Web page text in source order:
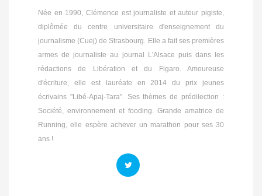
Née en 1990, Clémence est journaliste et auteur pigiste,
diplômée du centre universitaire d'enseignement du
journalisme (Cuej) de Strasbourg. Elle a fait ses premières
armes de journaliste au journal L'Alsace puis dans les
rédactions de Libération et du Figaro. Amoureuse
d'écriture, elle est lauréate en 2014 du prix jeunes
écrivains "Libé-Apaj-Tara". Ses thèmes de prédilection :
Société, environnement et fooding. Grande amatrice de
Running, elle espère achever un marathon pour ses 30
ans !